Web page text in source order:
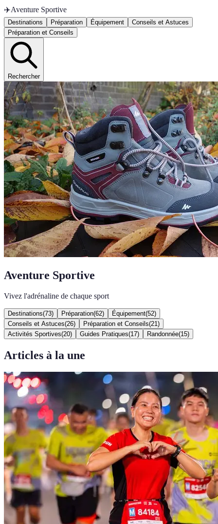
✈️Aventure Sportive
Destinations Préparation Équipement
Conseils et Astuces
Préparation et Conseils
Rechercher
Aventure Sportive
Vivez l'adrénaline de chaque sport
Destinations(73) Préparation(62) Équipement(52)
Conseils et Astuces(26) Préparation et Conseils(21 )
Activités Sportives(20) Guides Pratiques(17) Randonnée(15)
Articles à la une